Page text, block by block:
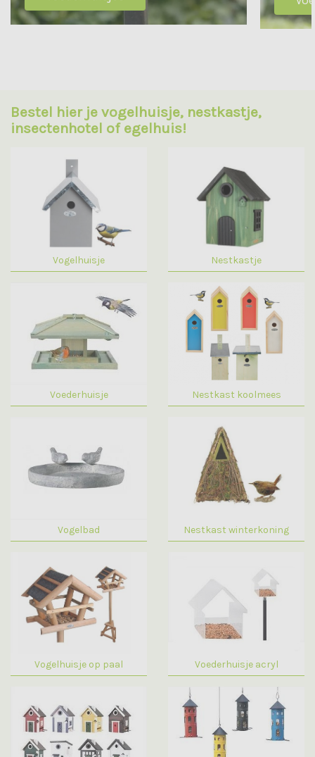
Bestel hier je vogelhuisje, nestkastje,
insectenhotel of egelhuis!
Vogelhuisje Nestkastje
Voederhuisje Nestkast koolmees
Vogelbad Nestkast winterkoning
Vogelhuisje op paal Voederhuisje acryl